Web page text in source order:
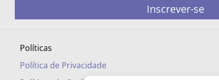
Inscrever-se
Políticas
Política de Privacidade